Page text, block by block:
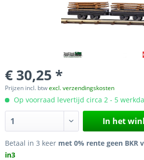
€ 30,25 *
Prijzen incl. btwexcl. verzendingskosten
Op voorraad levertijd circa 2 - 5
In het
Betaal in 3 keer met 0% rente geen BKR
in3